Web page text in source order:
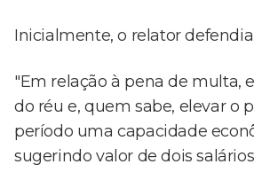
Inicialmente, o relator
"Em relação à pena de multa,
do réu e, quem sabe, elevar o
período uma capacidade
sugerindo valor de dois